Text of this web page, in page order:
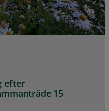
efter
15